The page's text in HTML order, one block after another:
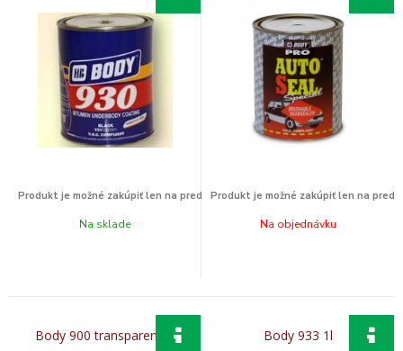
Na sklade Na objednávku
Body 900 transparent 1l Body 933 1l